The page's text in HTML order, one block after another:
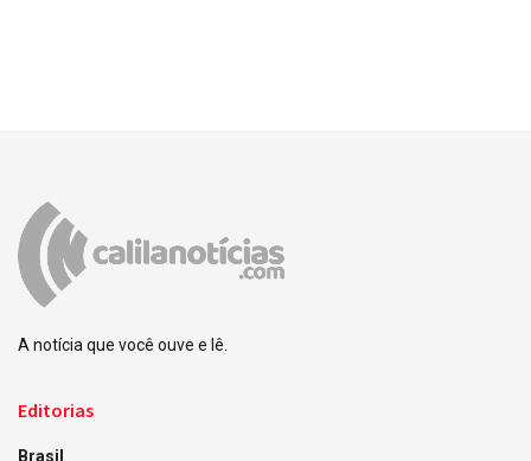
A notícia que você ouve e lê.
Editorias
Brasil